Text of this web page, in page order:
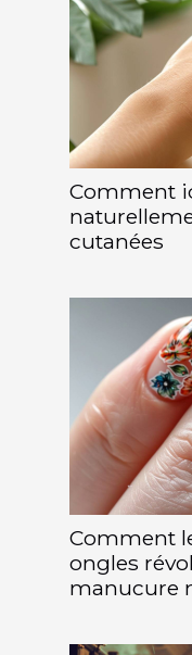
Comment
cutanées
Comment
ongles
manucure